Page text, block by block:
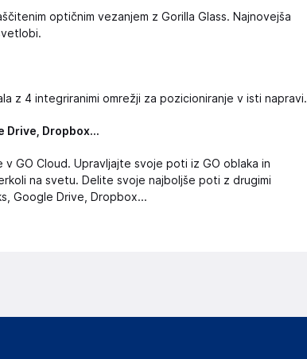
optičnim vezanjem z Gorilla Glass. Najnovejša
z 4 integriranimi omrežji za pozicioniranje v isti napravi.
Drive, Dropbox...
GO Cloud. Upravljajte svoje poti iz GO oblaka in
na svetu. Delite svoje najboljše poti z drugimi
Google Drive, Dropbox...